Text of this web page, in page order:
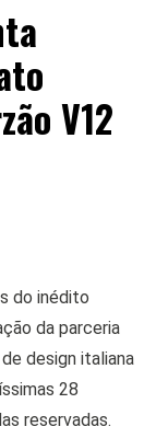
V12
do inédito
da parceria
design italiana
28
reservadas.